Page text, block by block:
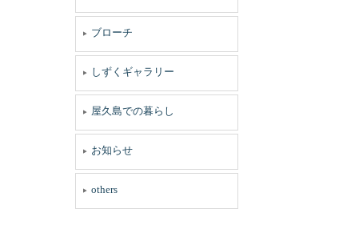
ブローチ
しずくギャラリー
屋久島での暮らし
お知らせ
others